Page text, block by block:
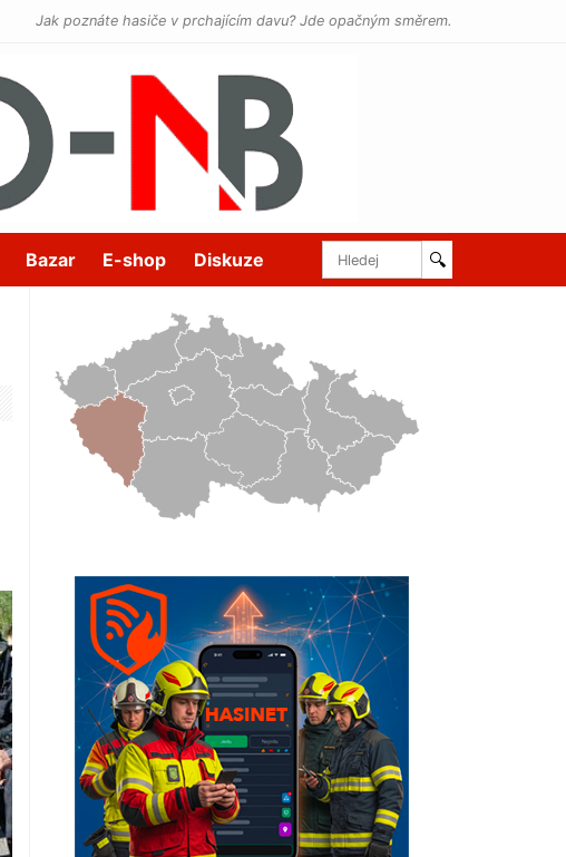
Jak poznáte hasiče v prchajícím davu? Jde opačným směrem.
Bazar E-shop Diskuze 🔍